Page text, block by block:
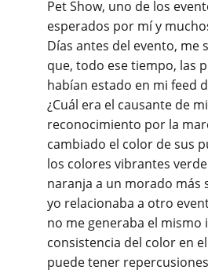
Pet Show, uno de los
esperados por mí y
Días antes del evento, me
que, todo ese tiempo, las
habían estado en mi feed
¿Cuál era el causante de
reconocimiento por la
cambiado el color de sus
los colores vibrantes
naranja a un morado más
yo relacionaba a otro
no me generaba el mismo
consistencia del color en
puede tener